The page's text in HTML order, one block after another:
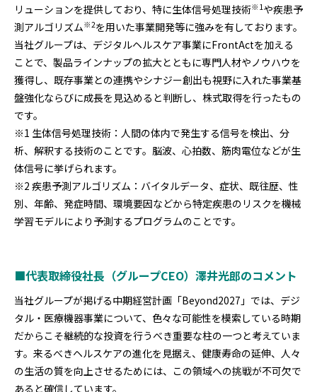
リューションを提供しており、特に生体信号処理技術※1 や疾患予
測アルゴリズム※2を用いた事業開発等に強みを有しております。
当社グループは、デジタルヘルスケア事業にFrontActを加える
ことで、製品ラインナップの拡大とともに専門人材やノウハウを
獲得し、既存事業との連携やシナジー創出も視野に入れた事業基
盤強化ならびに成長を見込めると判断し、株式取得を行ったもの
です。
※1 生体信号処理技術：人間の体内で発生する信号を検出、分
析、解釈する技術のことです。脳波、心拍数、筋肉電位などが生
体信号に挙げられます。
※2 疾患予測アルゴリズム：バイタルデータ、症状、既往歴、性
別、年齢、発症時間、環境要因などから特定疾患のリスクを機械
学習モデルにより予測するプログラムのことです。
■代表取締役社長（グループCEO）澤井光郎のコメント
当社グループが掲げる中期経営計画「Beyond2027」では、デジ
タル・医療機器事業について、色々な可能性を模索している時期
だからこそ継続的な投資を行うべき重要な柱の一つと考えていま
す。来るべきヘルスケアの進化を見据え、健康寿命の延伸、人々
の生活の質を向上させるためには、この領域への挑戦が不可欠で
あると確信しています。